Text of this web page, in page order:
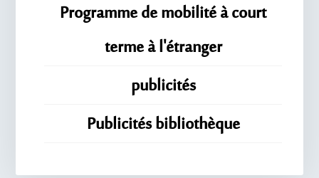
Programme de mobilité à court
terme à l'étranger
publicités
Publicités bibliothèque